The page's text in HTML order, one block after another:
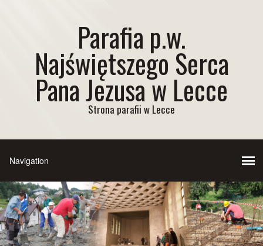
Parafia p.w.
Najświętszego Serca
Pana Jezusa w Lecce
Strona parafii w Lecce